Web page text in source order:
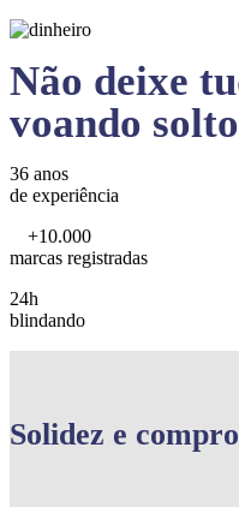
Não deixe
voando
36 anos
de experiência
+10.000
marcas registradas
24h
blindando
Solidez e